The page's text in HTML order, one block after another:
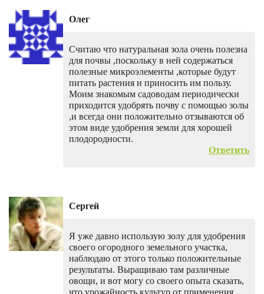
Олег
Считаю что натуральная зола очень полезна
для почвы ,поскольку в ней содержаться
полезные микроэлементы ,которые будут
питать растения и приносить им пользу.
Моим знакомым садоводам периодически
приходится удобрять почву с помощью золы
,и всегда они положительно отзываются об
этом виде удобрения земли для хорошей
плодородности.
Ответить
Сергей
Я уже давно использую золу для удобрения
своего огородного земельного участка,
наблюдаю от этого только положительные
результаты. Выращиваю там различные
овощи, и вот могу со своего опыта сказать,